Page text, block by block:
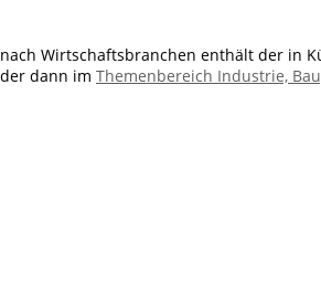
Wirtschaftsbranchen enthält der in
dann im Themenbereich Industrie,